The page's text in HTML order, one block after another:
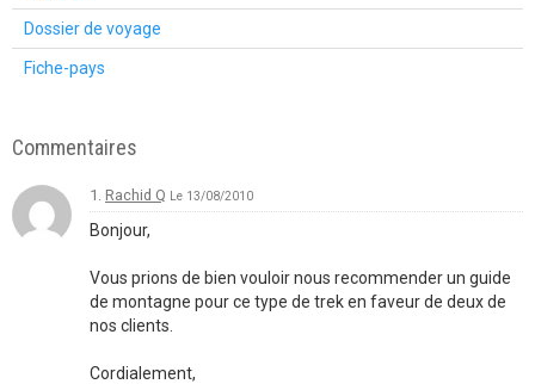
Dossier de voyage
Fiche-pays
Commentaires
1. Rachid Q Le 13/08/2010
Bonjour,
Vous prions de bien vouloir nous recommender un guide
de montagne pour ce type de trek en faveur de deux de
nos clients.
Cordialement,